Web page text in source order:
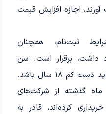
اجازه افزایش قیمت
ثبت‌نام، همچنان
داشت، برقرار است. سن
باید دست کم ۱۸ سال باشد.
همچنین، افرادی که در ۴۸ ماه گذشته از شرکت‌های
کرده‌اند، قادر به